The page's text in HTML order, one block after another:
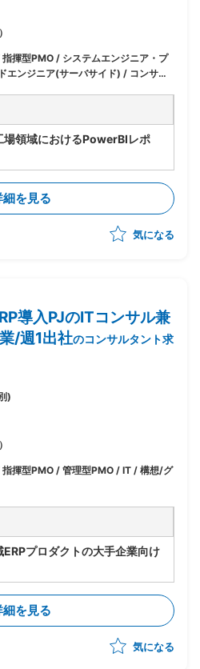
揮型PMO / システムエンジニア・プ
エンジニア(サーバサイド) / コンサ
場領域におけるPowerBIレポ
の実務をメインとしたスキル
ただく予定
る保守作業
既存レポートの調査及び改修
査回答、変更、障害対応
の打合せ対応(資料作成、会議
メンバ的な役割)、0.1人月に
ダー的な役割)を想定している
細を見る
気になる
導入PJのITコンサル兼
/週1出社のコンサルタント求
)
揮型PMO / 管理型PMO / IT / 構想/グ
ERPプロダクトの大手企業向け
タント兼PMOとして、提案
で一気通貫でイニシアチブを
PLとしての全体推進
ル/WBS管理、課題管理、顧
細を見る
気になる